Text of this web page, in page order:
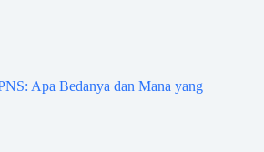
Apa Bedanya dan Mana yang